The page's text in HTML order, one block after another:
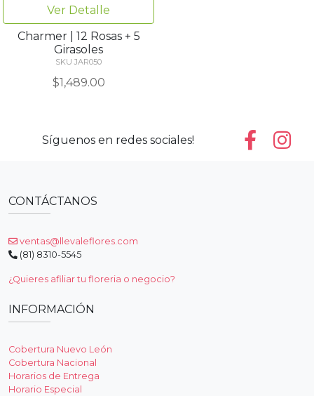
Ver Detalle
Charmer | 12 Rosas + 5
Girasoles
SKU JAR050
$1,489.00
Síguenos en redes sociales!
CONTÁCTANOS
ventas@llevaleflores.com
(81) 8310-5545
¿Quieres afiliar tu floreria o negocio?
INFORMACIÓN
Cobertura Nuevo León
Cobertura Nacional
Horarios de Entrega
Horario Especial